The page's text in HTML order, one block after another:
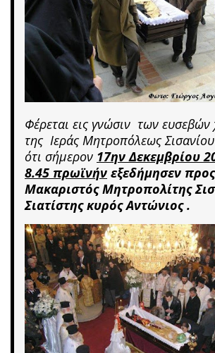
Φέρεται εις γνώσιν των ευσεβών
της Ιεράς Μητροπόλεως Σισανίου
ότι σήμερον 17ην Δεκεμβρίου
8.45 πρωϊνήν εξεδήμησεν
Μακαριστός Μητροπολίτης
Σιατίστης κυρός Αντώνιος .